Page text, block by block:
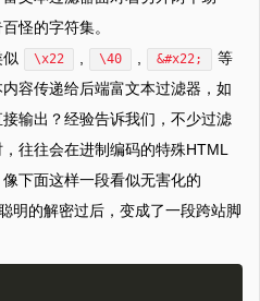
怪的字符集。
似
\x22 , \40 , &#x22;
等
容传递给后端富文本过滤器，如
输出？经验告诉我们，不少过滤
往往会在进制编码的特殊HTML
下面这样一段看似无害化的
明的解密过后，变成了一段跨站脚